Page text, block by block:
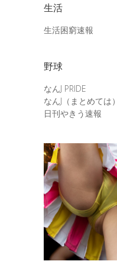
生活
生活困窮速報
野球
なんJ PRIDE
なんJ（まとめては
日刊やきう速報